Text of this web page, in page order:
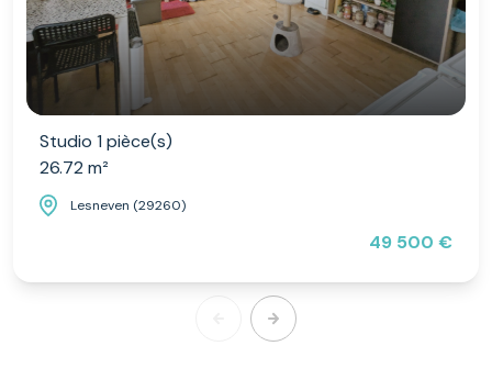
Studio 1 pièce(s)
26.72 m²
Lesneven (29260)
49 500 €